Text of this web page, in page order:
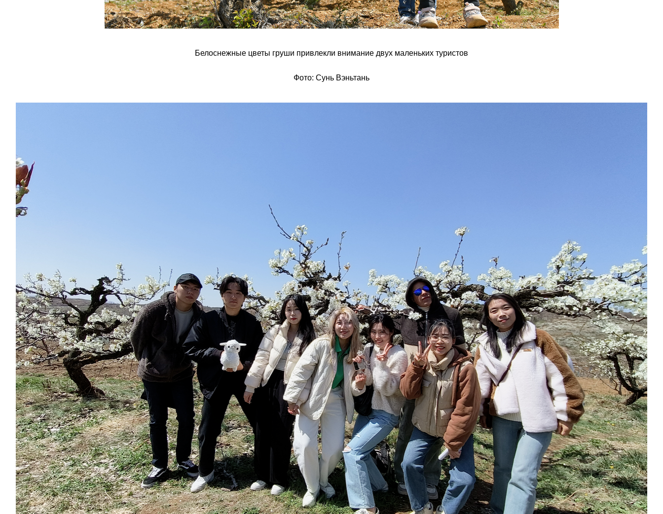
Белоснежные цветы груши привлекли внимание двух маленьких туристов
Фото: Сунь Вэньтань